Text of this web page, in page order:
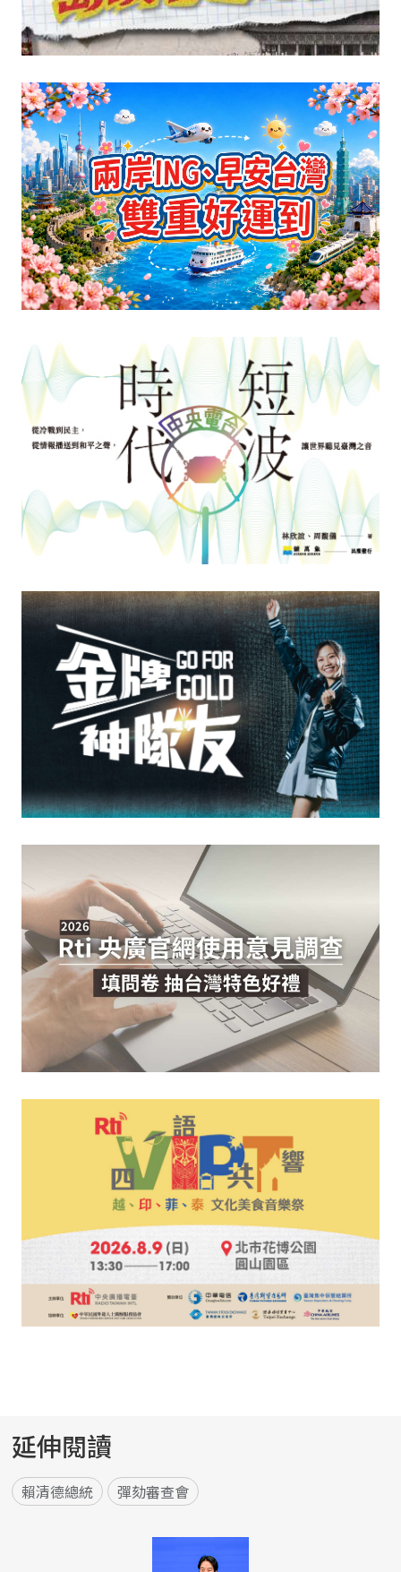
延伸閱讀
賴清德總統 彈劾審查會